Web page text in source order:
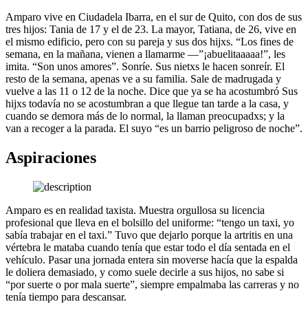
Amparo vive en Ciudadela Ibarra, en el sur de Quito, con dos de sus
tres hijos: Tania de 17 y el de 23. La mayor, Tatiana, de 26, vive en
el mismo edificio, pero con su pareja y sus dos hijxs. “Los fines de
semana, en la mañana, vienen a llamarme —”¡abuelitaaaaa!”, les
imita. “Son unos amores”. Sonríe. Sus nietxs le hacen sonreír. El
resto de la semana, apenas ve a su familia. Sale de madrugada y
vuelve a las 11 o 12 de la noche. Dice que ya se ha acostumbró Sus
hijxs todavía no se acostumbran a que llegue tan tarde a la casa, y
cuando se demora más de lo normal, la llaman preocupadxs; y la
van a recoger a la parada. El suyo “es un barrio peligroso de noche”.
Aspiraciones
Amparo es en realidad taxista. Muestra orgullosa su licencia
profesional que lleva en el bolsillo del uniforme: “tengo un taxi, yo
sabía trabajar en el taxi.” Tuvo que dejarlo porque la artritis en una
vértebra le mataba cuando tenía que estar todo el día sentada en el
vehículo. Pasar una jornada entera sin moverse hacía que la espalda
le doliera demasiado, y como suele decirle a sus hijos, no sabe si
“por suerte o por mala suerte”, siempre empalmaba las carreras y no
tenía tiempo para descansar.